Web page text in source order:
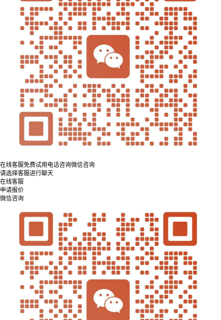
在线客服免费试用 电话咨询微信咨询
请选择客服进行聊天
在线客服
申请报价
微信咨询